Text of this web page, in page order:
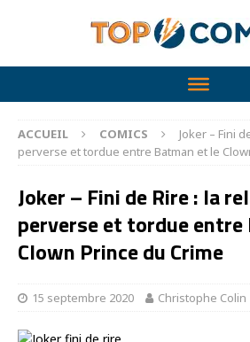
ACCUEIL COMICS
Joker – Fini
perverse et tordue entre Batman et le
Joker – Fini de Rire : la
perverse et tordue
Clown Prince du Crime
15 septembre 2020 Christophe Colin